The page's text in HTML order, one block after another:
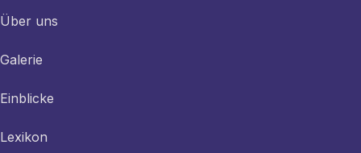
Über uns
Galerie
Einblicke
Lexikon